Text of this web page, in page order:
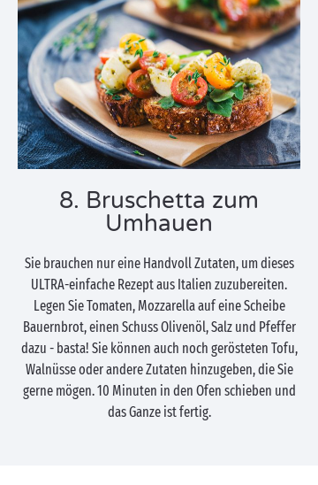
8. Bruschetta zum
Umhauen
Sie brauchen nur eine Handvoll Zutaten, um dieses
ULTRA-einfache Rezept aus Italien zuzubereiten.
Legen Sie Tomaten, Mozzarella auf eine Scheibe
Bauernbrot, einen Schuss Olivenöl, Salz und Pfeffer
dazu - basta! Sie können auch noch gerösteten Tofu,
Walnüsse oder andere Zutaten hinzugeben, die Sie
gerne mögen. 10 Minuten in den Ofen schieben und
das Ganze ist fertig.